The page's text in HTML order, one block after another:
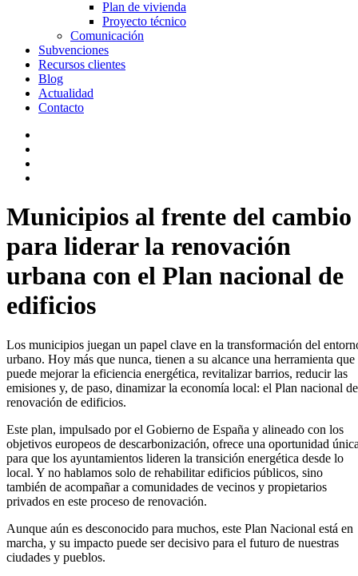
Plan de vivienda
Proyecto técnico
Comunicación
Subvenciones
Recursos clientes
Blog
Actualidad
Contacto
Municipios al frente del cambio
para liderar la renovación
urbana con el Plan nacional de
edificios
Los municipios juegan un papel clave en la transformación del
urbano. Hoy más que nunca, tienen a su alcance una herramienta que
puede mejorar la eficiencia energética, revitalizar barrios, reducir las
emisiones y, de paso, dinamizar la economía local: el Plan nacional de
renovación de edificios.
Este plan, impulsado por el Gobierno de España y alineado con los
objetivos europeos de descarbonización, ofrece una oportunidad
para que los ayuntamientos lideren la transición energética desde lo
local. Y no hablamos solo de rehabilitar edificios públicos, sino
también de acompañar a comunidades de vecinos y propietarios
privados en este proceso de renovación.
Aunque aún es desconocido para muchos, este Plan Nacional está en
marcha, y su impacto puede ser decisivo para el futuro de nuestras
ciudades y pueblos.